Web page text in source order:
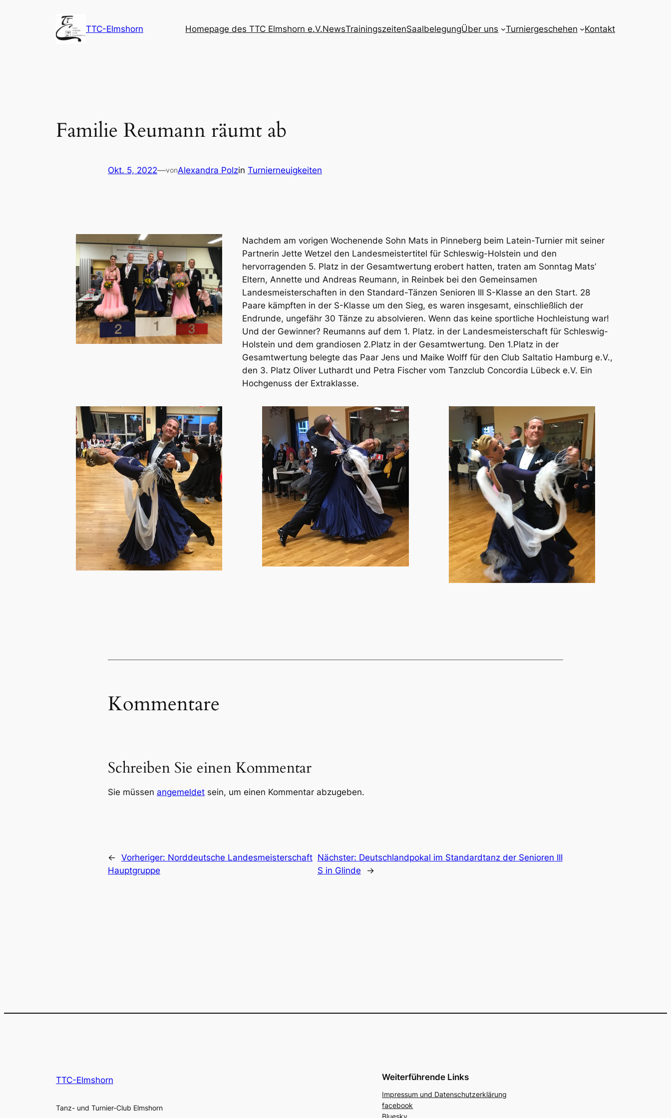
TTC-Elmshorn Homepage des TTC Elmshorn e.V.NewsTrainingszeitenSaalbelegungÜber uns Turniergeschehen Kontakt
Familie Reumann räumt ab
Okt. 5, 2022—vonAlexandra Polzin Turnierneuigkeiten
Nachdem am vorigen Wochenende Sohn Mats in Pinneberg beim Latein-Turnier mit seiner
Partnerin Jette Wetzel den Landesmeistertitel für Schleswig-Holstein und den
hervorragenden 5. Platz in der Gesamtwertung erobert hatten, traten am Sonntag Mats’
Eltern, Annette und Andreas Reumann, in Reinbek bei den Gemeinsamen
Landesmeisterschaften in den Standard-Tänzen Senioren III S-Klasse an den Start. 28
Paare kämpften in der S-Klasse um den Sieg, es waren insgesamt, einschließlich der
Endrunde, ungefähr 30 Tänze zu absolvieren. Wenn das keine sportliche Hochleistung war!
Und der Gewinner? Reumanns auf dem 1. Platz. in der Landesmeisterschaft für Schleswig-
Holstein und dem grandiosen 2.Platz in der Gesamtwertung. Den 1.Platz in der
Gesamtwertung belegte das Paar Jens und Maike Wolff für den Club Saltatio Hamburg e.V.,
den 3. Platz Oliver Luthardt und Petra Fischer vom Tanzclub Concordia Lübeck e.V. Ein
Hochgenuss der Extraklasse.
Kommentare
Schreiben Sie einen Kommentar
Sie müssen angemeldet sein, um einen Kommentar abzugeben.
← Vorheriger: Norddeutsche Landesmeisterschaft
Hauptgruppe
Nächster: Deutschlandpokal im Standardtanz der Senioren III
S in Glinde
→
TTC-Elmshorn
Tanz- und Turnier-Club Elmshorn
Weiterführende Links
Impressum und Datenschutzerklärung
facebook